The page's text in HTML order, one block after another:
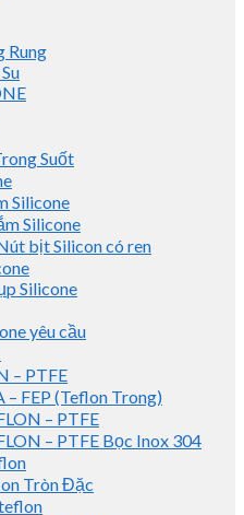
Rung
Suốt
Silicone
Silicone
bịt Silicon có ren
Silicone
yêu cầu
– PTFE
– FEP (Teflon Trong)
– PTFE
– PTFE Bọc Inox 304
Tròn Đặc